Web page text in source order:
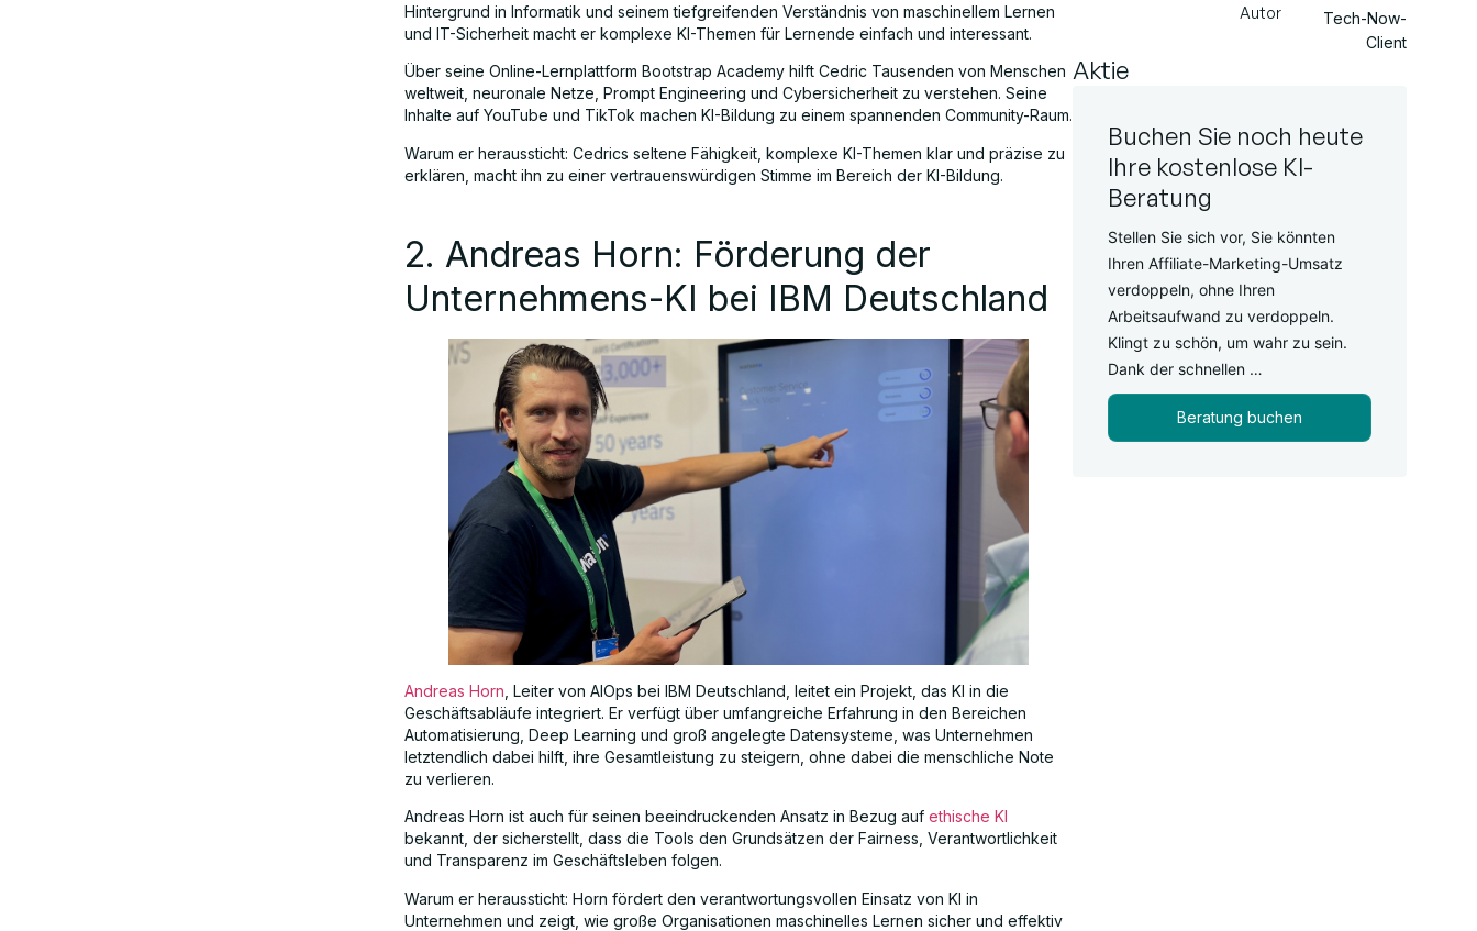
Hintergrund in Informatik und seinem tiefgreifenden Verständnis von maschinellem Lernen
und IT-Sicherheit macht er komplexe KI-Themen für Lernende einfach und interessant.
Über seine Online-Lernplattform Bootstrap Academy hilft Cedric Tausenden von Menschen
weltweit, neuronale Netze, Prompt Engineering und Cybersicherheit zu verstehen. Seine
Inhalte auf YouTube und TikTok machen KI-Bildung zu einem spannenden Community-Raum.
Warum er heraussticht: Cedrics seltene Fähigkeit, komplexe KI-Themen klar und präzise zu
erklären, macht ihn zu einer vertrauenswürdigen Stimme im Bereich der KI-Bildung.
2. Andreas Horn: Förderung der
Unternehmens-KI bei IBM Deutschland
Andreas Horn , Leiter von AIOps bei IBM Deutschland, leitet ein Projekt, das KI in die
Geschäftsabläufe integriert. Er verfügt über umfangreiche Erfahrung in den Bereichen
Automatisierung, Deep Learning und groß angelegte Datensysteme, was Unternehmen
letztendlich dabei hilft, ihre Gesamtleistung zu steigern, ohne dabei die menschliche Note
zu verlieren.
Andreas Horn ist auch für seinen beeindruckenden Ansatz in Bezug auf ethische KI
bekannt, der sicherstellt, dass die Tools den Grundsätzen der Fairness, Verantwortlichkeit
und Transparenz im Geschäftsleben folgen.
Warum er heraussticht: Horn fördert den verantwortungsvollen Einsatz von KI in
Unternehmen und zeigt, wie große Organisationen maschinelles Lernen sicher und effektiv
Autor
Tech-Now-
Client
Aktie
Buchen Sie noch heute
Ihre kostenlose KI-
Beratung
Stellen Sie sich vor, Sie könnten
Ihren Affiliate-Marketing-Umsatz
verdoppeln, ohne Ihren
Arbeitsaufwand zu verdoppeln.
Klingt zu schön, um wahr zu sein.
Dank der schnellen …
Beratung buchen